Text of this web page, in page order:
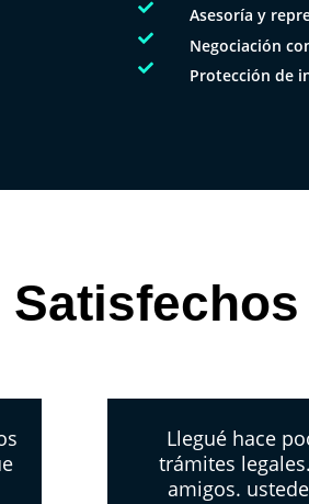
 Asesoría y
 Negociación
 Protección de
Llegué hace
trámites
amigos.